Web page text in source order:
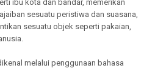
ibu kota dan bandar, memerikan
sesuatu peristiwa dan suasana,
sesuatu objek seperti pakaian,
melalui penggunaan bahasa